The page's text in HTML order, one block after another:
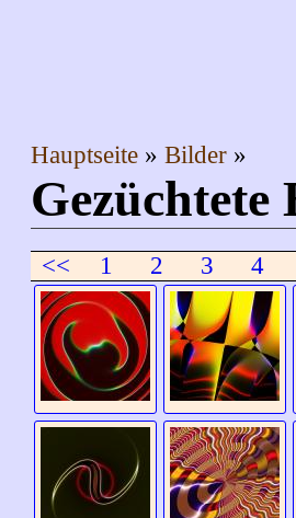
Hauptseite Bilder
<< 1 2 3 4